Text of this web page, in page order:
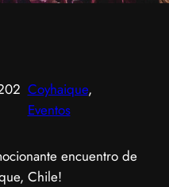
Coyhaique
Eventos
encuentro de
Chile!